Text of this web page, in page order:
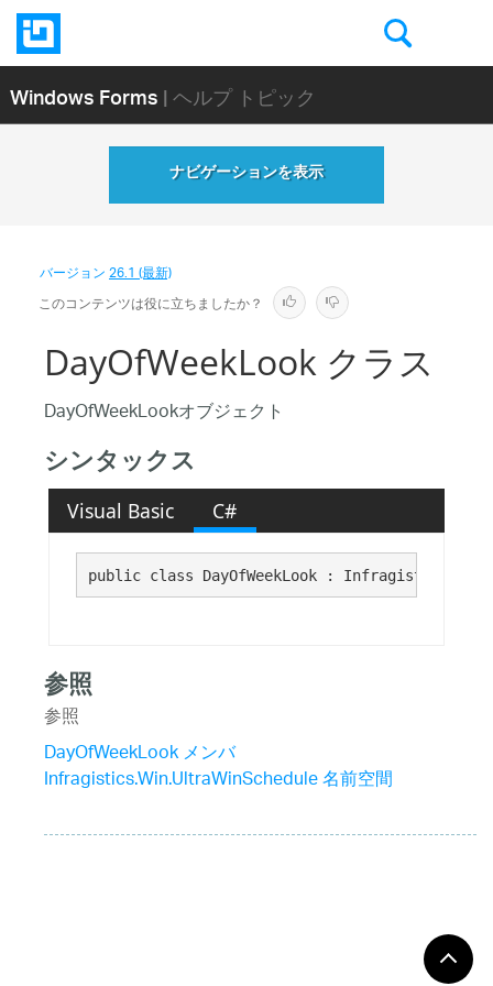
Windows Forms| ヘルプ トピック
ナビゲーションを表示
バージョン26.1 (最新)
このコンテンツは役に立ちましたか？
DayOfWeekLook クラス
DayOfWeekLookオブジェクト
シンタックス
Visual Basic C#
public class DayOfWeekLook :
参照
参照
DayOfWeekLook メンバ
Infragistics.Win.UltraWinSchedule 名前空間